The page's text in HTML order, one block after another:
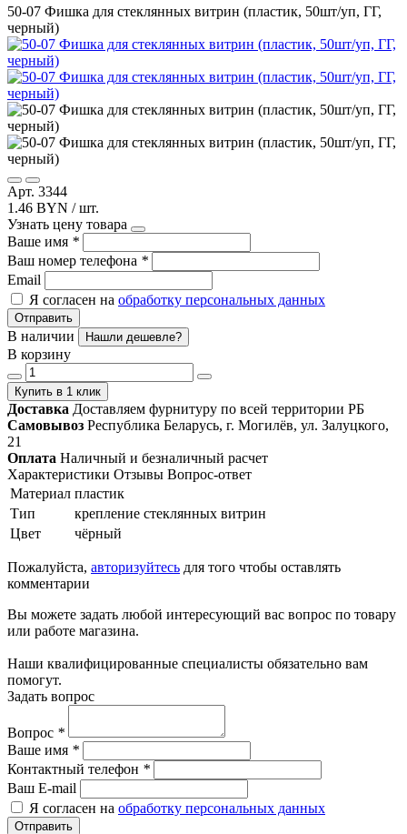
50-07 Фишка для стеклянных витрин (пластик, 50шт/уп, ГГ,
черный)
Арт. 3344
1.46 BYN / шт.
Узнать цену товара
Ваше имя *
Ваш номер телефона *
Email
Я согласен на обработку персональных данных
Отправить
В наличии Нашли дешевле?
В корзину
Купить в 1 клик
Доставка Доставляем фурнитуру по всей территории РБ
Самовывоз Республика Беларусь, г. Могилёв, ул. Залуцкого,
21
Оплата Наличный и безналичный расчет
Характеристики Отзывы Вопрос-ответ
Материал пластик
Тип
крепление стеклянных витрин
Цвет
чёрный
Пожалуйста, авторизуйтесь для того чтобы оставлять
комментарии
Вы можете задать любой интересующий вас вопрос по товару
или работе магазина.
Наши квалифицированные специалисты обязательно вам
помогут.
Задать вопрос
Вопрос *
Ваше имя *
Контактный телефон *
Ваш E-mail
Я согласен на обработку персональных данных
Отправить